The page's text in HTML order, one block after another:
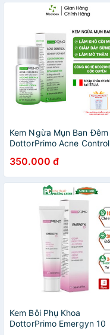
Kem Ngừa Mụn Ban Đêm
DottorPrimo Acne Control
350.000 đ
Kem Bôi Phụ Khoa
DottorPrimo Emergyn 10